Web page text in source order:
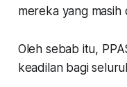
mereka yang masih
Oleh sebab itu,
keadilan bagi